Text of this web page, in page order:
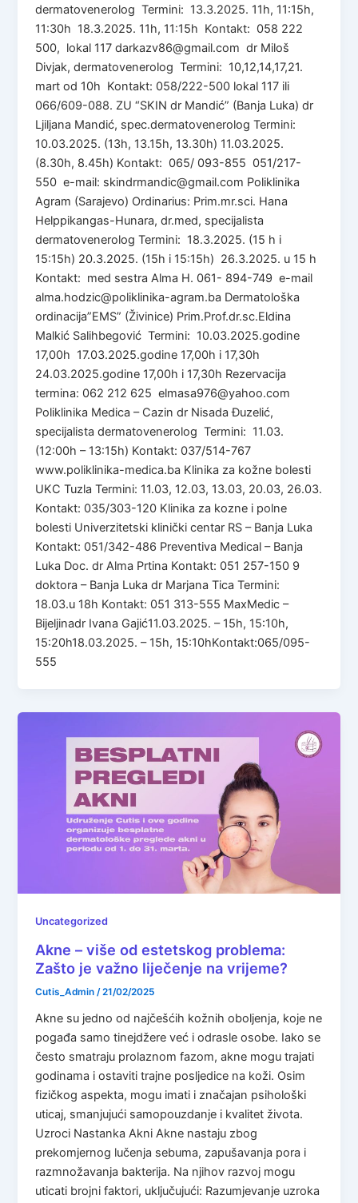
dermatovenerolog Termini: 13.3.2025. 11h, 11:15h,
11:30h 18.3.2025. 11h, 11:15h Kontakt: 058 222
500, lokal 117 darkazv86@gmail.com dr Miloš
Divjak, dermatovenerolog Termini: 10,12,14,17,21.
mart od 10h Kontakt: 058/222-500 lokal 117 ili
066/609-088. ZU “SKIN dr Mandić” (Banja Luka) dr
Ljiljana Mandić, spec.dermatovenerolog Termini:
10.03.2025. (13h, 13.15h, 13.30h) 11.03.2025.
(8.30h, 8.45h) Kontakt: 065/ 093-855 051/217-
550 e-mail: skindrmandic@gmail.com Poliklinika
Agram (Sarajevo) Ordinarius: Prim.mr.sci. Hana
Helppikangas-Hunara, dr.med, specijalista
dermatovenerolog Termini: 18.3.2025. (15 h i
15:15h) 20.3.2025. (15h i 15:15h) 26.3.2025. u 15 h
Kontakt: med sestra Alma H. 061- 894-749 e-mail
alma.hodzic@poliklinika-agram.ba Dermatološka
ordinacija”EMS” (Živinice) Prim.Prof.dr.sc.Eldina
Malkić Salihbegović Termini: 10.03.2025.godine
17,00h 17.03.2025.godine 17,00h i 17,30h
24.03.2025.godine 17,00h i 17,30h Rezervacija
termina: 062 212 625 elmasa976@yahoo.com
Poliklinika Medica – Cazin dr Nisada Đuzelić,
specijalista dermatovenerolog Termini: 11.03.
(12:00h – 13:15h) Kontakt: 037/514-767
www.poliklinika-medica.ba Klinika za kožne bolesti
UKC Tuzla Termini: 11.03, 12.03, 13.03, 20.03, 26.03.
Kontakt: 035/303-120 Klinika za kozne i polne
bolesti Univerzitetski klinički centar RS – Banja Luka
Kontakt: 051/342-486 Preventiva Medical – Banja
Luka Doc. dr Alma Prtina Kontakt: 051 257-150 9
doktora – Banja Luka dr Marjana Tica Termini:
18.03.u 18h Kontakt: 051 313-555 MaxMedic –
Bijeljinadr Ivana Gajić11.03.2025. – 15h, 15:10h,
15:20h18.03.2025. – 15h, 15:10hKontakt:065/095-
555
Uncategorized
Akne – više od estetskog problema:
Zašto je važno liječenje na vrijeme?
Cutis_Admin/21/02/2025
Akne su jedno od najčešćih kožnih oboljenja, koje ne
pogađa samo tinejdžere već i odrasle osobe. Iako se
često smatraju prolaznom fazom, akne mogu trajati
godinama i ostaviti trajne posljedice na koži. Osim
fizičkog aspekta, mogu imati i značajan psihološki
uticaj, smanjujući samopouzdanje i kvalitet života.
Uzroci Nastanka Akni Akne nastaju zbog
prekomjernog lučenja sebuma, zapušavanja pora i
razmnožavanja bakterija. Na njihov razvoj mogu
uticati brojni faktori, uključujući: Razumjevanje uzroka